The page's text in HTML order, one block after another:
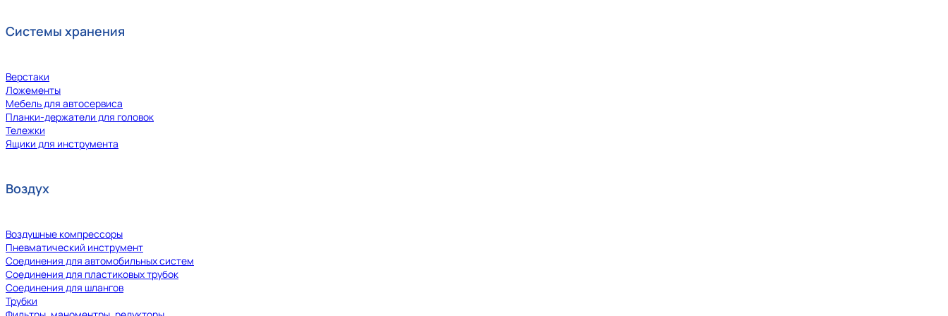
Системы хранения
Верстаки
Ложементы
Мебель для автосервиса
Планки-держатели для головок
Тележки
Ящики для инструмента
Воздух
Воздушные компрессоры
Пневматический инструмент
Соединения для автомобильных систем
Соединения для пластиковых трубок
Соединения для шлангов
Трубки